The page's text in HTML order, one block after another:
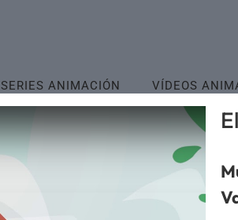
SERIES ANIMACIÓN VÍDEOS